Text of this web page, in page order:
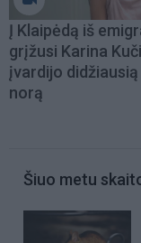
Į Klaipėdą iš
grįžusi Karina
įvardijo
norą
Šiuo metu